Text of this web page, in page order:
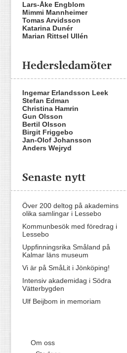
Lars-Åke Engblom
Mimmi Mannheimer
Tomas Arvidsson
Katarina Dunér
Marian Rittsel Ullén
Hedersledamöter
Ingemar Erlandsson Leek
Stefan Edman
Christina Hamrin
Gun Olsson
Bertil Olsson
Birgit Friggebo
Jan-Olof Johansson
Anders Wejryd
Senaste nytt
Över 200 deltog på akademins
olika samlingar i Lessebo
Kommunbesök med föredrag i
Lessebo
Uppfinningsrika Småland på
Kalmar läns museum
Vi är på SmåLit i Jönköping!
Intensiv akademidag i Södra
Vätterbygden
Ulf Beijbom in memoriam
Om oss